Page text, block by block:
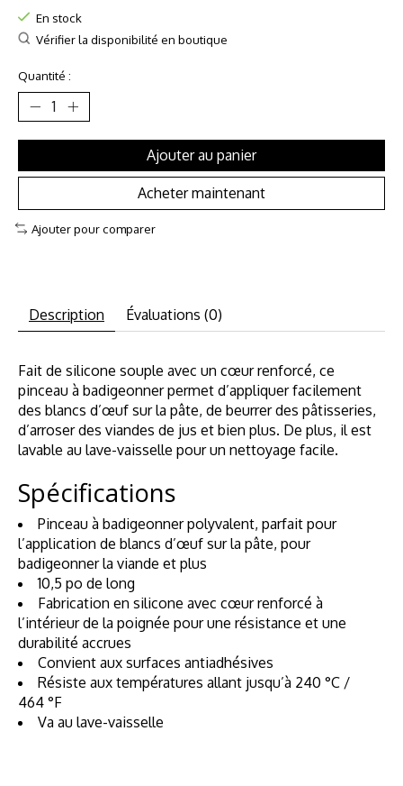
En stock
Vérifier la disponibilité en boutique
Quantité :
Ajouter au panier
Acheter maintenant
Ajouter pour comparer
Description Évaluations (0)
Fait de silicone souple avec un cœur renforcé, ce
pinceau à badigeonner permet d’appliquer facilement
des blancs d’œuf sur la pâte, de beurrer des pâtisseries,
d’arroser des viandes de jus et bien plus. De plus, il est
lavable au lave-vaisselle pour un nettoyage facile.
Spécifications
Pinceau à badigeonner polyvalent, parfait pour
l’application de blancs d’œuf sur la pâte, pour
badigeonner la viande et plus
10,5 po de long
Fabrication en silicone avec cœur renforcé à
l’intérieur de la poignée pour une résistance et une
durabilité accrues
Convient aux surfaces antiadhésives
Résiste aux températures allant jusqu’à 240 °C /
464 °F
Va au lave-vaisselle